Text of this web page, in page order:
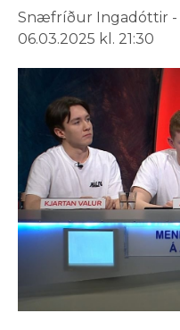
Snæfríður Ingadóttir -
06.03.2025 kl. 21:30